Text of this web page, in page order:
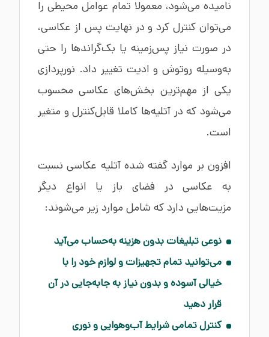
نامیده می‌شود، معمولا تمام عوامل محیطی را
می‌توان کنترل کرد و در نهایت پس از عکاسی،
در صورت نیاز پس‌زمینه یا بک‌گراندها را حتی
به‌وسیله روتوش و ادیت تغییر داد. نورپردازی
یکی از مهم‌ترین بخش‌های عکاسی محسوب
می‌شود که در آتلیه‌ها کاملا قابل‌کنترل و متغیر
است.
افزون بر موارد گفته شده آتلیه عکاسی نسبت
به عکاسی در فضای باز یا انواع دیگر
مزیت‌هایی دارد که شامل موارد زیر می‌شوند:
نوعی تبلیغات بدون هزینه به‌حساب می‌آید
می‌توانید تمام تجهیزات و لوازم خود را با
خیالی آسوده و بدون نیاز به جابه‌جایی در آن
قرار دهید
کنترل تمامی شرایط آب‌وهوایی و نوری